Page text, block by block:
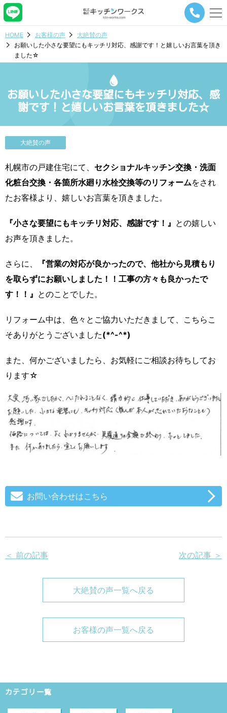
メ
ー
ビ
シ
ョ
タ
HOME お客様の声
大絶賛の声
お願いした小さな要望にもキッチリ対応、感謝です！と嬉しいお言葉を頂き
ました☆
お願いした小さな要望にもキッチリ対応、感
謝です！と嬉しいお言葉を頂きました☆
大絶賛の声
札幌市の戸建住宅にて、 セクショナルキッチン交換・洗面
化粧台交換・各箇所水廻り水栓交換等のリフォームをされ
たお客様より、嬉しいお言葉を頂きました。
『小さな要望にもキッチリ対応、感謝です！』 との嬉しい
お声を頂きました。
さらに、
『営業の対応が良かったので、他社から見積もり
を取らずにお願いしました！！工事の方々も良かったで
す！！』 とのことでした。
リフォーム中は、色々とご協力いただきまして、こちらこ
そありがとうございました(*^-^*)
また、何かございましたら、お気軽にご相談お待ちしてお
ります☆
お問い合わせはこちら
＜ 前の記事 次の記事 ＞
大絶賛の声一覧へ戻る
お客様の声一覧へ戻る
カテゴリ一覧